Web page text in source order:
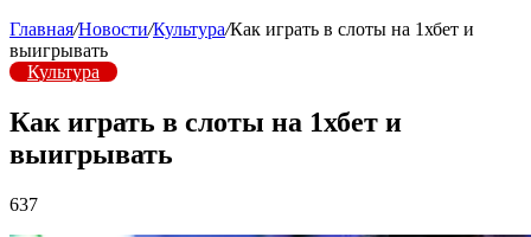
Главная/Новости/Культура/Как играть в слоты на 1хбет и
выигрывать
Культура
Как играть в слоты на 1хбет и
выигрывать
637